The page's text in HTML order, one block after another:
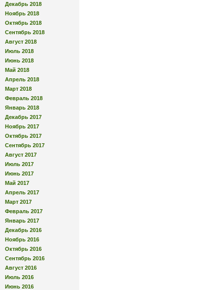
Декабрь 2018
Ноябрь 2018
Октябрь 2018
Сентябрь 2018
Август 2018
Июль 2018
Июнь 2018
Май 2018
Апрель 2018
Март 2018
Февраль 2018
Январь 2018
Декабрь 2017
Ноябрь 2017
Октябрь 2017
Сентябрь 2017
Август 2017
Июль 2017
Июнь 2017
Май 2017
Апрель 2017
Март 2017
Февраль 2017
Январь 2017
Декабрь 2016
Ноябрь 2016
Октябрь 2016
Сентябрь 2016
Август 2016
Июль 2016
Июнь 2016